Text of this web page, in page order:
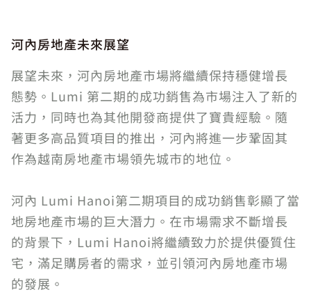
河內房地產未來展望
展望未來，河內房地產市場將繼續保持穩健增長
態勢。Lumi 第二期的成功銷售為市場注入了新的
活力，同時也為其他開發商提供了寶貴經驗。隨
著更多高品質項目的推出，河內將進一步鞏固其
作為越南房地產市場領先城市的地位。
河內 Lumi Hanoi第二期項目的成功銷售彰顯了當
地房地產市場的巨大潛力。在市場需求不斷增長
的背景下，Lumi Hanoi將繼續致力於提供優質住
宅，滿足購房者的需求，並引領河內房地產市場
的發展。